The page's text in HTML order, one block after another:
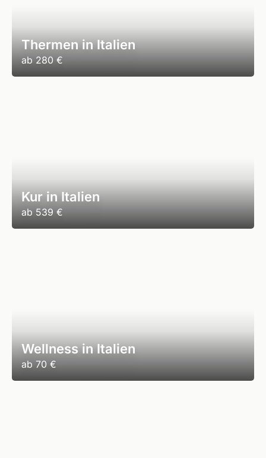
Thermen in Italien
ab 280 €
Kur in Italien
ab 539 €
Wellness in Italien
ab 70 €